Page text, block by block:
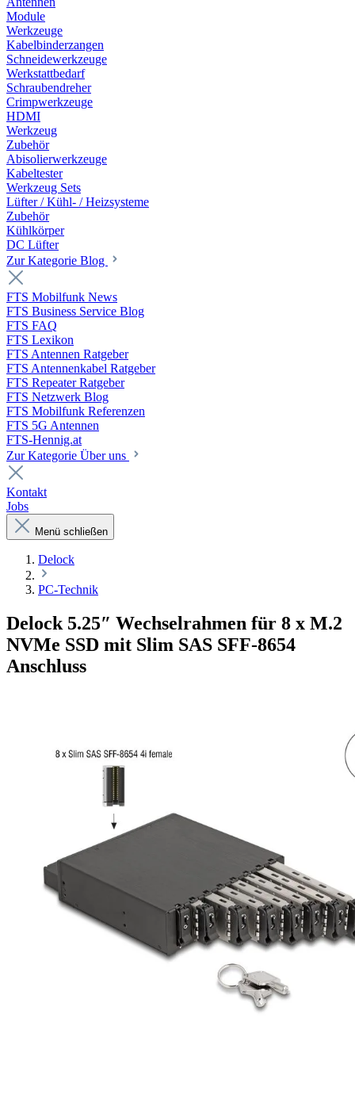
Module
Werkzeuge
Kabelbinderzangen
Schneidewerkzeuge
Werkstattbedarf
Schraubendreher
Crimpwerkzeuge
HDMI
Werkzeug
Zubehör
Abisolierwerkzeuge
Kabeltester
Werkzeug Sets
Lüfter / Kühl- / Heizsysteme
Zubehör
Kühlkörper
DC Lüfter
Zur Kategorie Blog
FTS Mobilfunk News
FTS Business Service Blog
FTS FAQ
FTS Lexikon
FTS Antennen Ratgeber
FTS Antennenkabel Ratgeber
FTS Repeater Ratgeber
FTS Netzwerk Blog
FTS Mobilfunk Referenzen
FTS 5G Antennen
FTS-Hennig.at
Zur Kategorie Über uns
Kontakt
Jobs
Menü schließen
Delock
PC-Technik
Delock 5.25″ Wechselrahmen für 8 x M.2
NVMe SSD mit Slim SAS SFF-8654
Anschluss